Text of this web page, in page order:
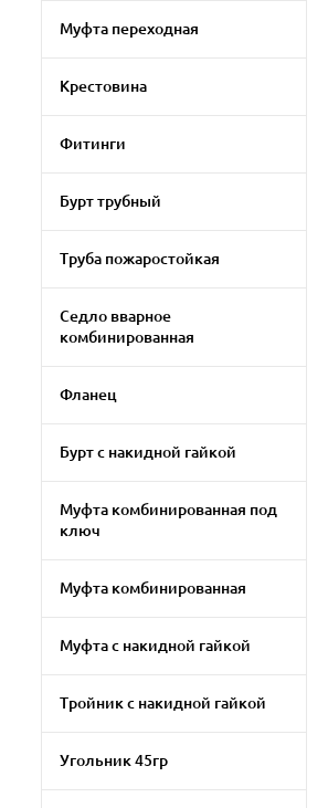
Муфта переходная
Крестовина
Фитинги
Бурт трубный
Труба пожаростойкая
Седло вварное
комбинированная
Фланец
Бурт с накидной гайкой
Муфта комбинированная под
ключ
Муфта комбинированная
Муфта с накидной гайкой
Тройник с накидной гайкой
Угольник 45гр